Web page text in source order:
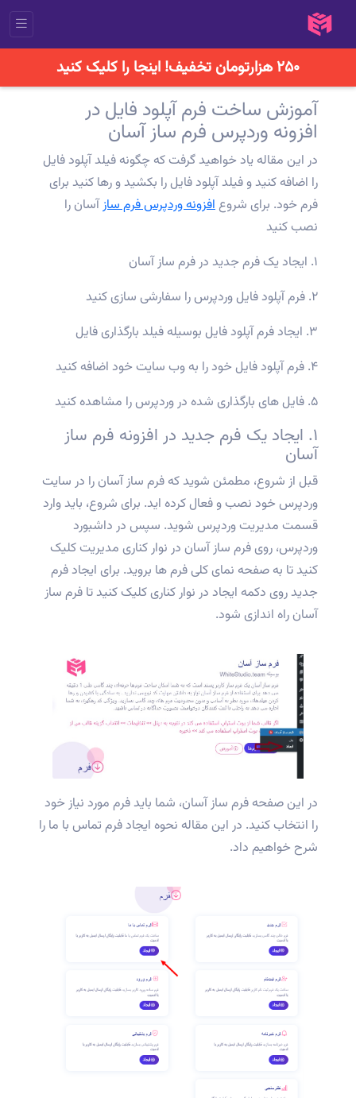
۲۵۰ هزارتومان تخفیف! اینجا را کلیک کنید
آموزش ساخت فرم آپلود فایل در
افزونه وردپرس فرم ساز آسان
در این مقاله یاد خواهید گرفت که چگونه فیلد آپلود فایل
را اضافه کنید و فیلد آپلود فایل را بکشید و رها کنید برای
فرم خود. برای شروعافزونه وردپرس فرم سازآسان را
نصب کنید
۱. ایجاد یک فرم جدید در فرم ساز آسان
۲. فرم آپلود فایل وردپرس را سفارشی سازی کنید
۳. ایجاد فرم آپلود فایل بوسیله فیلد بارگذاری فایل
۴. فرم آپلود فایل خود را به وب سایت خود اضافه کنید
۵. فایل های بارگذاری شده در وردپرس را مشاهده کنید
۱. ایجاد یک فرم جدید در افزونه فرم ساز
آسان
قبل از شروع، مطمئن شوید که فرم ساز آسان را در سایت
وردپرس خود نصب و فعال کرده اید. برای شروع، باید وارد
قسمت مدیریت وردپرس شوید. سپس در داشبورد
وردپرس، روی فرم ساز آسان در نوار کناری مدیریت کلیک
کنید تا به صفحه نمای کلی فرم ها بروید. برای ایجاد فرم
جدید روی دکمه ایجاد در نوار کناری کلیک کنید تا فرم ساز
آسان راه اندازی شود.
در این صفحه فرم ساز آسان، شما باید فرم مورد نیاز خود
را انتخاب کنید. در این مقاله نحوه ایجاد فرم تماس با ما را
شرح خواهیم داد.